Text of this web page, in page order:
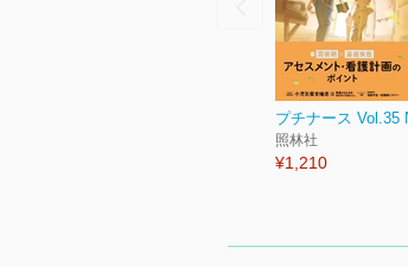
プチナース Vol.35
照林社
¥1,210